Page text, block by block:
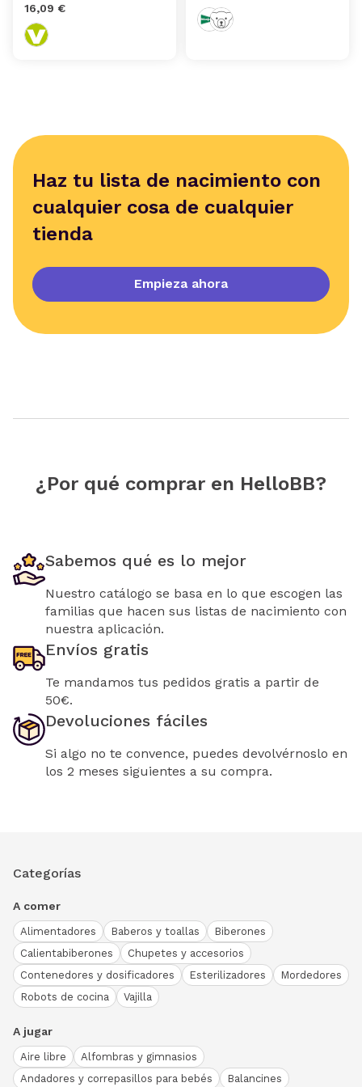
16,09 €
Haz tu lista de nacimiento con
cualquier cosa de cualquier
tienda
Empieza ahora
¿Por qué comprar en HelloBB?
Sabemos qué es lo mejor
Nuestro catálogo se basa en lo que escogen las
familias que hacen sus listas de nacimiento con
nuestra aplicación.
Envíos gratis
Te mandamos tus pedidos gratis a partir de
50€.
Devoluciones fáciles
Si algo no te convence, puedes devolvérnoslo en
los 2 meses siguientes a su compra.
Categorías
A comer
Alimentadores Baberos y toallas
Biberones
Calientabiberones
Chupetes y accesorios
Contenedores y dosificadores
Esterilizadores
Mordedores
Robots de cocina
Vajilla
A jugar
Aire libre
Alfombras y gimnasios
Andadores y correpasillos para bebés
Balancines